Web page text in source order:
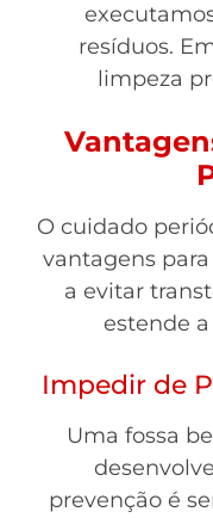
resíduos.
limpeza
O cuidado
vantagens
a evitar
estende
Impedir de
Uma fossa
prevenção é